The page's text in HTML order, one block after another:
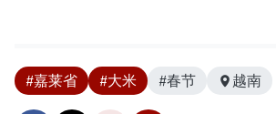
#嘉莱省 #大米 #春节 越南